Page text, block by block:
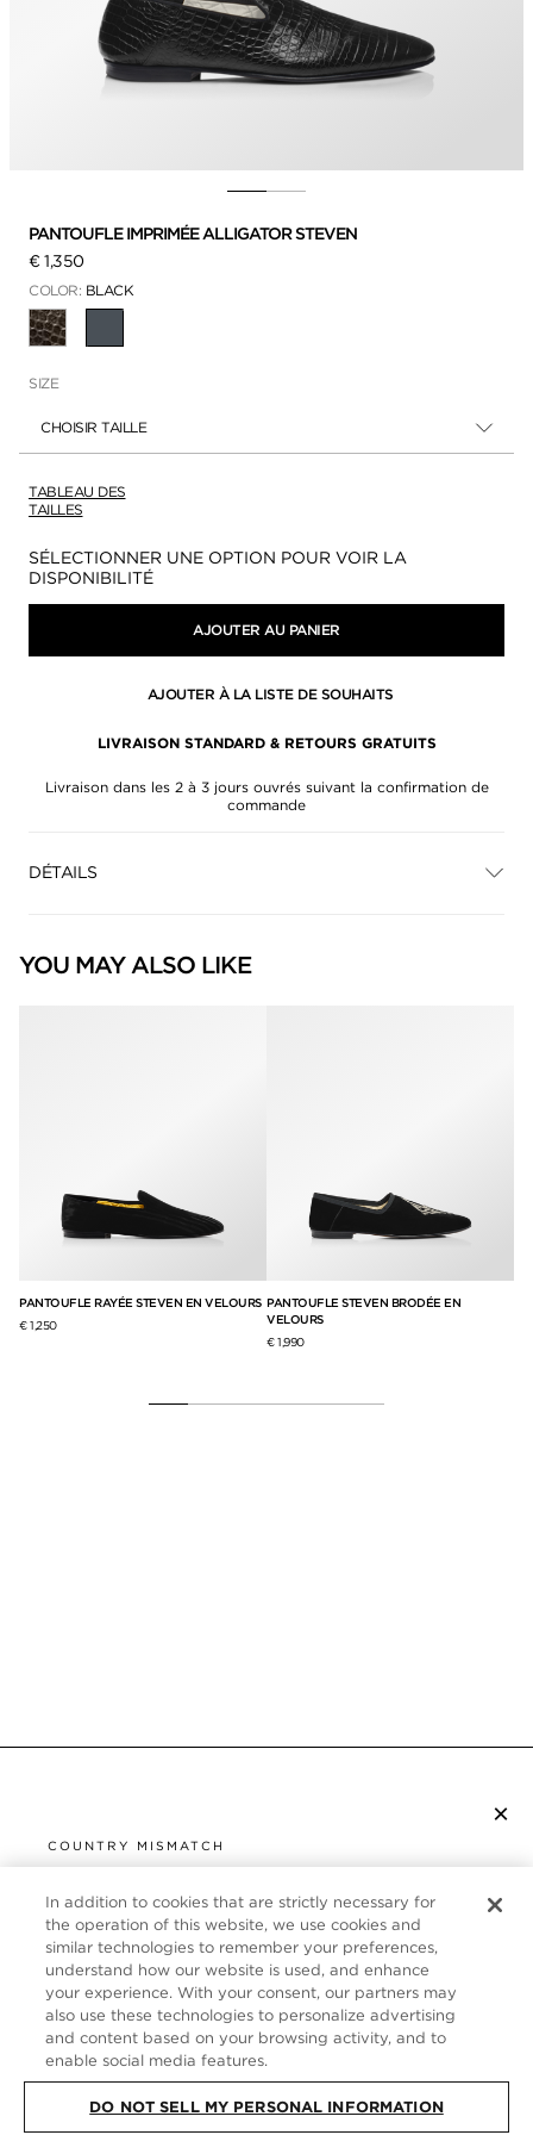
PANTOUFLE IMPRIMÉE ALLIGATOR STEVEN
€ 1,350
COLOR: BLACK
SIZE
CHOISIR TAILLE
TABLEAU DES
TAILLES
Disponibilité:
SÉLECTIONNER UNE OPTION POUR VOIR LA
DISPONIBILITÉ
AJOUTER AU PANIER
AJOUTER À LA LISTE DE SOUHAITS
LIVRAISON STANDARD & RETOURS GRATUITS
Livraison dans les 2 à 3 jours ouvrés suivant la confirmation de
commande
DÉTAILS
YOU MAY ALSO LIKE
PANTOUFLE RAYÉE STEVEN EN VELOURS
€ 1,250
PANTOUFLE STEVEN BRODÉE EN
VELOURS
€ 1,990
×
COUNTRY MISMATCH
UNITED STATES
It looks like you are visiting us from United States,
but you are currently browsing our France store.
Would you like to be redirected to your local site?
SHOP IN UNITED STATES
SERVICE CLIENT
À PROPOS
FOLLOW US
In addition to cookies that are strictly necessary for
the operation of this website, we use cookies and
similar technologies to remember your preferences,
understand how our website is used, and enhance
your experience. With your consent, our partners may
also use these technologies to personalize advertising
and content based on your browsing activity, and to
enable social media features.
DO NOT SELL MY PERSONAL INFORMATION